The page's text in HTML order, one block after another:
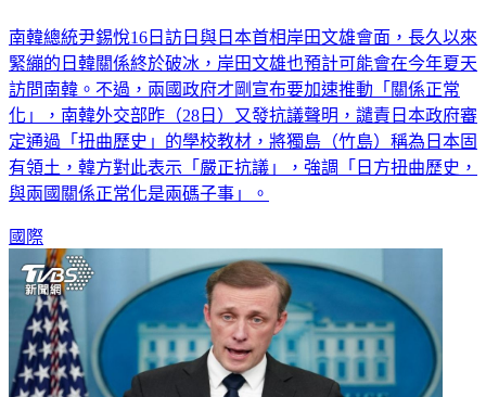
南韓總統尹錫悅16日訪日與日本首相岸田文雄會面，長久以來
緊繃的日韓關係終於破冰，岸田文雄也預計可能會在今年夏天
訪問南韓。不過，兩國政府才剛宣布要加速推動「關係正常
化」，南韓外交部昨（28日）又發抗議聲明，譴責日本政府審
定通過「扭曲歷史」的學校教材，將獨島（竹島）稱為日本固
有領土，韓方對此表示「嚴正抗議」，強調「日方扭曲歷史，
與兩國關係正常化是兩碼子事」。
國際